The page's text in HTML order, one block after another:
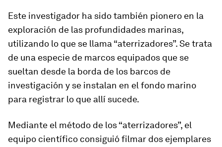
Este investigador ha sido también pionero en la
exploración de las profundidades marinas,
utilizando lo que se llama “aterrizadores”. Se trata
de una especie de marcos equipados que se
sueltan desde la borda de los barcos de
investigación y se instalan en el fondo marino
para registrar lo que allí sucede.
Mediante el método de los “aterrizadores”, el
equipo científico consiguió filmar dos ejemplares